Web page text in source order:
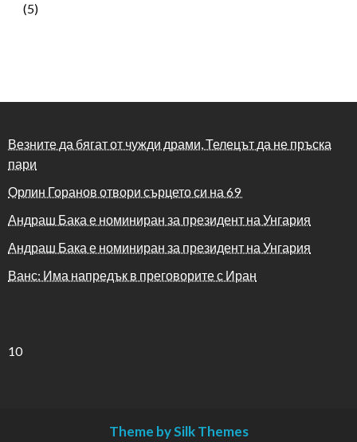
(5)
Везните да бягат от чужди драми, Телецът да не пръска
пари
Орлин Горанов отвори сърцето си на 69
Андраш Бака е номиниран за президент на Унгария
Андраш Бака е номиниран за президент на Унгария
Ванс: Има напредък в преговорите с Иран
10
Theme by Silk Themes